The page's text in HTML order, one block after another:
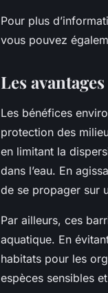
Pour plus
vous pouvez
Les
Les bénéfices
protection des
en limitant la
dans l’eau. En
de se propager sur
Par ailleurs, ces
aquatique. En
habitats pour les
espèces sensibles